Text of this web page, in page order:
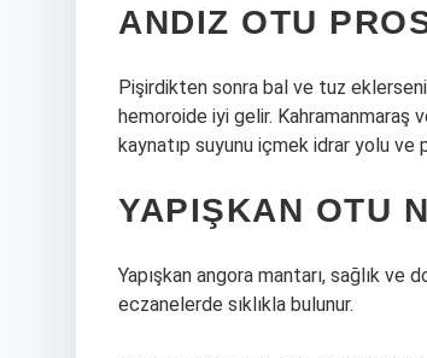
ANDIZ OTU
Pişirdikten sonra bal ve tuz
hemoroide iyi gelir. Kahramanmaraş
kaynatıp suyunu içmek idrar yolu ve
YAPIŞKAN OTU
Yapışkan angora mantarı, sağlık
eczanelerde sıklıkla bulunur.